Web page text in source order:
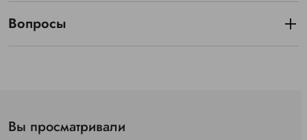
Вопросы
Вы просматривали